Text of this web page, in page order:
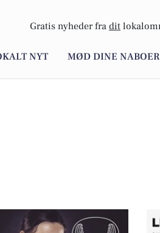
Gratis nyheder fra dit
NYT MØD DINE NABOER